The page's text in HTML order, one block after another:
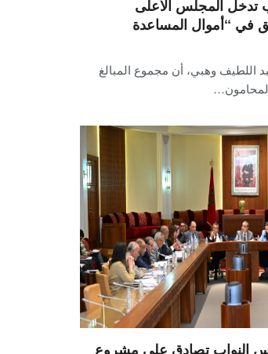
تدخل المجلس الأعلى
في “أموال المساعدة
اللطيف وهبي، أن مجموع المبالغ
المحامون…
النواب تصادق على مشروع